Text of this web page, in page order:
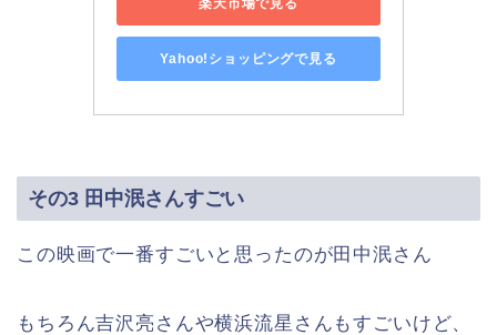
楽天市場で見る
Yahoo!ショッピングで見る
その3 田中泯さんすごい
この映画で一番すごいと思ったのが田中泯さん
もちろん吉沢亮さんや横浜流星さんもすごいけど、